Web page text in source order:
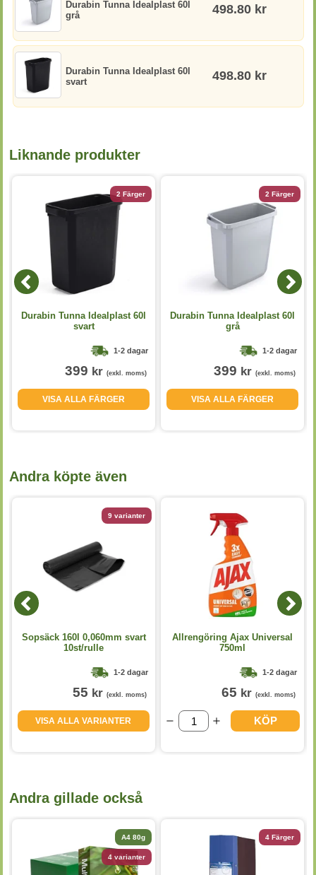
Durabin Tunna Idealplast 60l
grå
498.80 kr
Durabin Tunna Idealplast 60l
svart
498.80 kr
Liknande produkter
2 Färger
Durabin Tunna Idealplast 60l
svart
1-2 dagar
399 kr (exkl. moms)
VISA ALLA FÄRGER
2 Färger
Durabin Tunna Idealplast 60l
grå
1-2 dagar
399 kr (exkl. moms)
VISA ALLA FÄRGER
Andra köpte även
9 varianter
Sopsäck 160l 0,060mm svart
10st/rulle
1-2 dagar
55 kr (exkl. moms)
VISA ALLA VARIANTER
Allrengöring Ajax Universal
750ml
1-2 dagar
65 kr (exkl. moms)
KÖP
Andra gillade också
A4 80g
4 varianter
4 Färger